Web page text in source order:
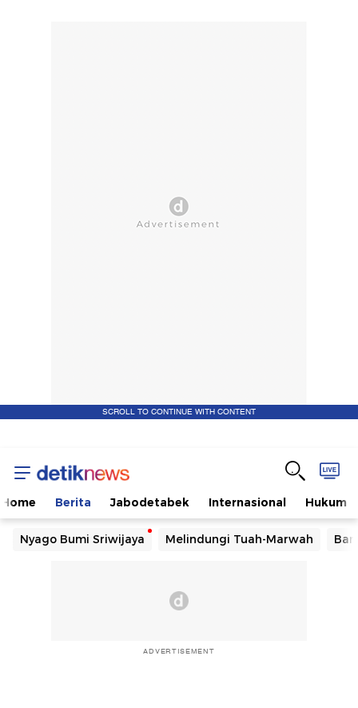
SCROLL TO CONTINUE WITH CONTENT
Home Berita Jabodetabek Internasional Hukum
Nyago Bumi Sriwijaya Melindungi Tuah-Marwah
ADVERTISEMENT